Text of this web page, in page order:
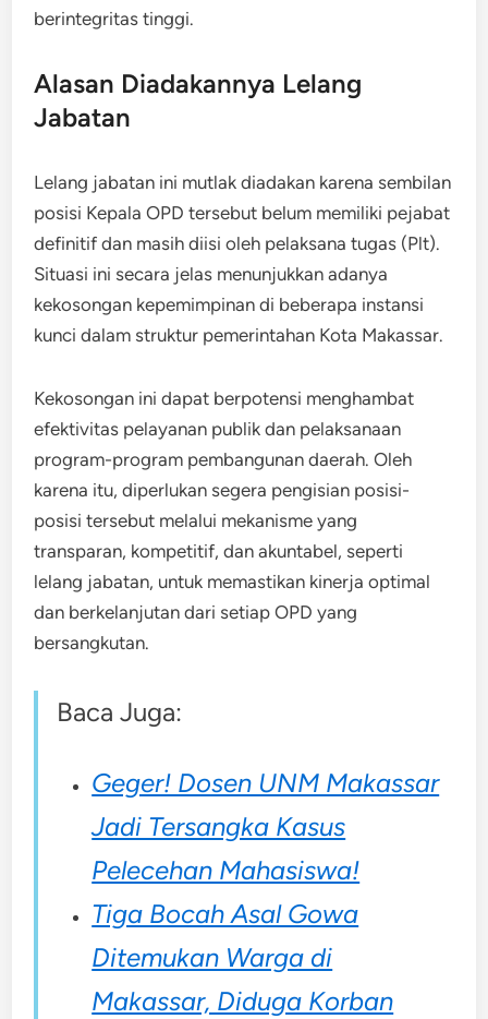
berintegritas tinggi.
Alasan Diadakannya Lelang
Jabatan
Lelang jabatan ini mutlak diadakan karena sembilan
posisi Kepala OPD tersebut belum memiliki pejabat
definitif dan masih diisi oleh pelaksana tugas (Plt).
Situasi ini secara jelas menunjukkan adanya
kekosongan kepemimpinan di beberapa instansi
kunci dalam struktur pemerintahan Kota Makassar.
Kekosongan ini dapat berpotensi menghambat
efektivitas pelayanan publik dan pelaksanaan
program-program pembangunan daerah. Oleh
karena itu, diperlukan segera pengisian posisi-
posisi tersebut melalui mekanisme yang
transparan, kompetitif, dan akuntabel, seperti
lelang jabatan, untuk memastikan kinerja optimal
dan berkelanjutan dari setiap OPD yang
bersangkutan.
Baca Juga:
Geger! Dosen UNM Makassar
Jadi Tersangka Kasus
Pelecehan Mahasiswa!
Tiga Bocah Asal Gowa
Ditemukan Warga di
Makassar, Diduga Korban